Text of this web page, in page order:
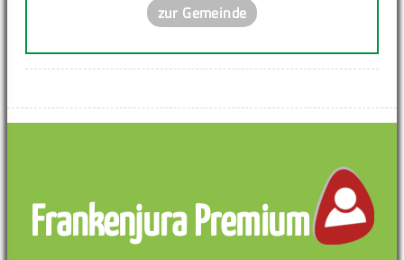
zur Gemeinde
Frankenjura Premium